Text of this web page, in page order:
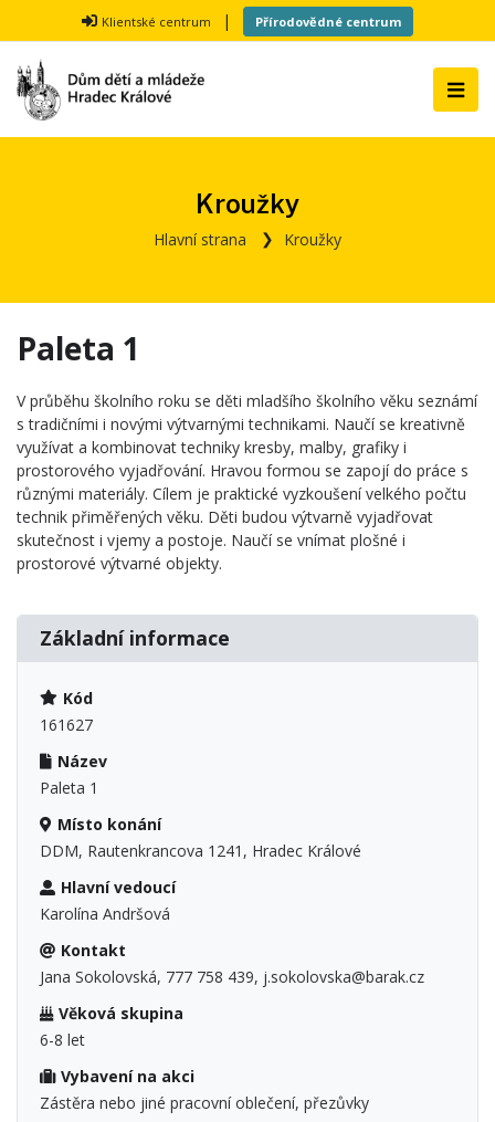
Klientské centrum | Přírodovědné centrum
Kroužky
Hlavní strana Kroužky
Paleta 1
V průběhu školního roku se děti mladšího školního věku seznámí
s tradičními i novými výtvarnými technikami. Naučí se kreativně
využívat a kombinovat techniky kresby, malby, grafiky i
prostorového vyjadřování. Hravou formou se zapojí do práce s
různými materiály. Cílem je praktické vyzkoušení velkého počtu
technik přiměřených věku. Děti budou výtvarně vyjadřovat
skutečnost i vjemy a postoje. Naučí se vnímat plošné i
prostorové výtvarné objekty.
Základní informace
Kód
161627
Název
Paleta 1
Místo konání
DDM, Rautenkrancova 1241, Hradec Králové
Hlavní vedoucí
Karolína Andršová
Kontakt
Jana Sokolovská, 777 758 439, j.sokolovska@barak.cz
Věková skupina
6-8 let
Vybavení na akci
Zástěra nebo jiné pracovní oblečení, přezůvky